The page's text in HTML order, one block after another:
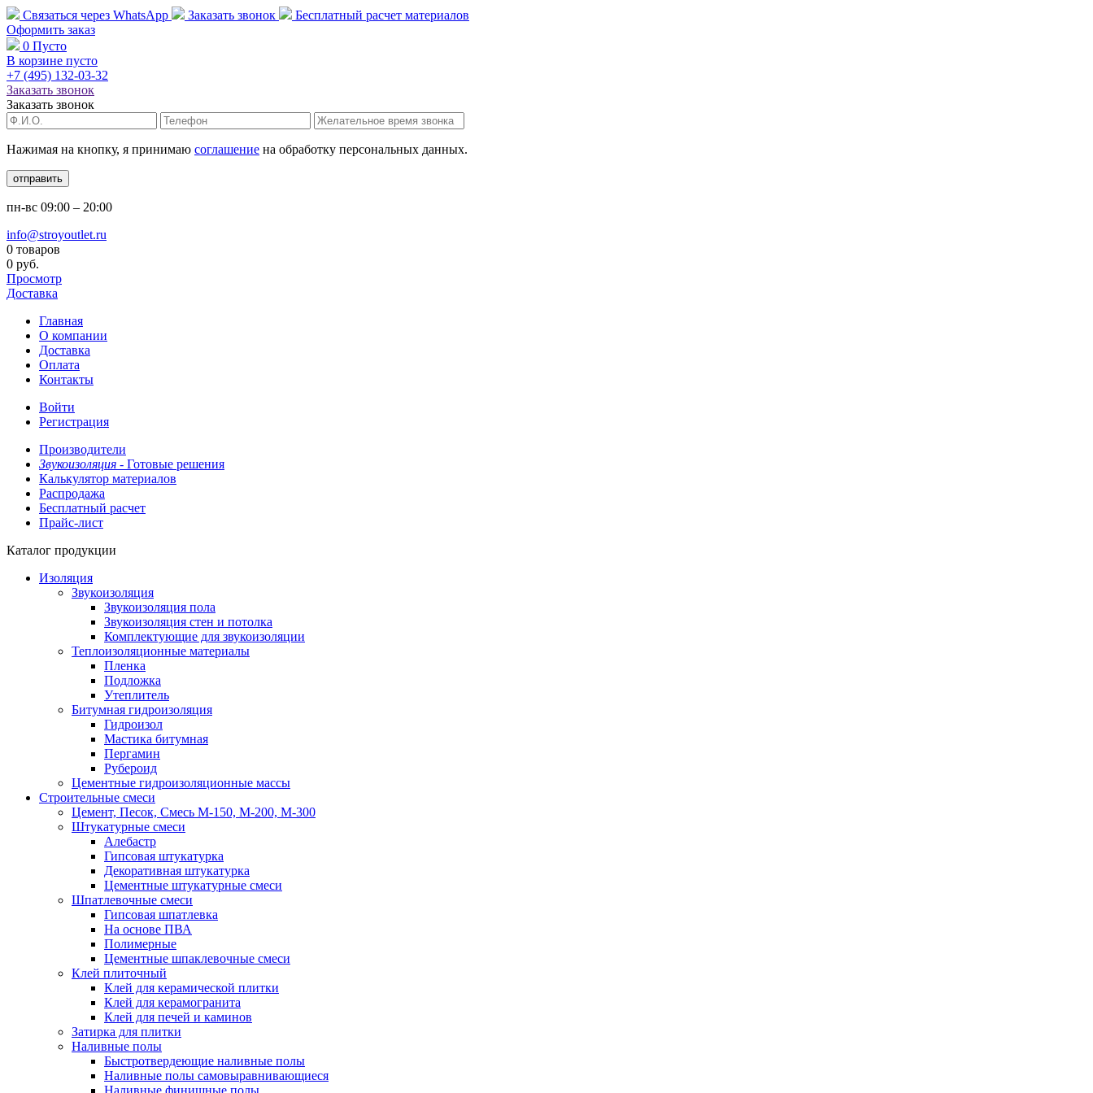
Связаться через WhatsApp Заказать звонок Бесплатный расчет материалов
Оформить заказ
0 Пусто
В корзине пусто
+7 (495) 132-03-32
Заказать звонок
Заказать звонок
Нажимая на кнопку, я принимаю соглашение на обработку персональных данных.
отправить
пн-вс 09:00 – 20:00
info@stroyoutlet.ru
0 товаров
0 руб.
Просмотр
Доставка
Главная
О компании
Доставка
Оплата
Контакты
Войти
Регистрация
Производители
Звукоизоляция - Готовые решения
Калькулятор материалов
Распродажа
Бесплатный расчет
Прайс-лист
Каталог продукции
Изоляция
Звукоизоляция
Звукоизоляция пола
Звукоизоляция стен и потолка
Комплектующие для звукоизоляции
Теплоизоляционные материалы
Пленка
Подложка
Утеплитель
Битумная гидроизоляция
Гидроизол
Мастика битумная
Пергамин
Рубероид
Цементные гидроизоляционные массы
Строительные смеси
Цемент, Песок, Смесь М-150, М-200, М-300
Штукатурные смеси
Алебастр
Гипсовая штукатурка
Декоративная штукатурка
Цементные штукатурные смеси
Шпатлевочные смеси
Гипсовая шпатлевка
На основе ПВА
Полимерные
Цементные шпаклевочные смеси
Клей плиточный
Клей для керамической плитки
Клей для керамогранита
Клей для печей и каминов
Затирка для плитки
Наливные полы
Быстротвердеющие наливные полы
Наливные полы самовыравнивающиеся
Наливные финишные полы